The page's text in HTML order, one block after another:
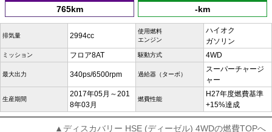
765km -km
排気量 2994cc
使用燃料
エンジン
ハイオク
ガソリン
ミッション フロア8AT 駆動方式 4WD
最大出力 340ps/6500rpm 過給器（ターボ）
スーパーチャージ
ャー
生産期間
2017年05月～201
8年03月
燃費性能
H27年度燃費基準
+15%達成
▲ディスカバリー HSE (ディーゼル) 4WDの燃費TOPへ